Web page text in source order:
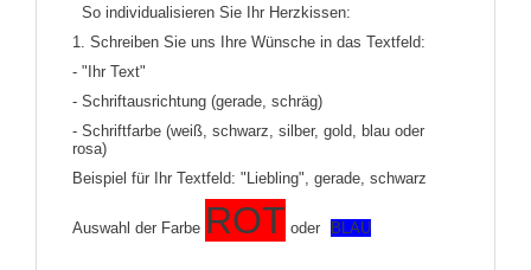
So individualisieren Sie Ihr Herzkissen:
1. Schreiben Sie uns Ihre Wünsche in das Textfeld:
- "Ihr Text"
- Schriftausrichtung (gerade, schräg)
- Schriftfarbe (weiß, schwarz, silber, gold, blau oder
rosa)
Beispiel für Ihr Textfeld: "Liebling", gerade, schwarz
Auswahl der Farbe ROT oder BLAU